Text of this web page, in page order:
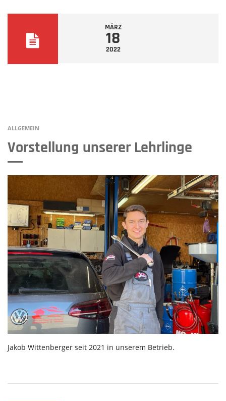
MÄRZ
18
2022
ALLGEMEIN
Vorstellung unserer Lehrlinge
Jakob Wittenberger seit 2021 in unserem Betrieb.